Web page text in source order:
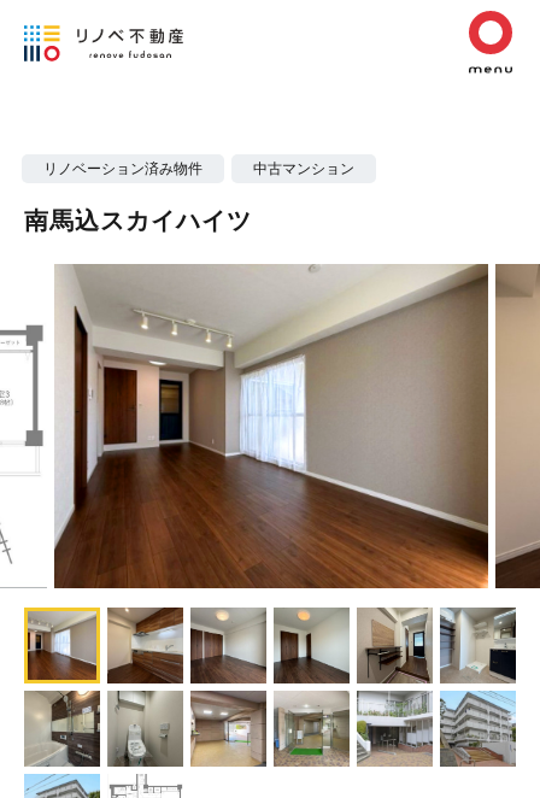
リノベーション済み物件 中古マンション
南馬込スカイハイツ